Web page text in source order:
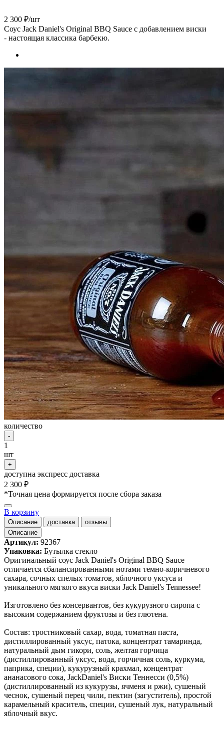
2 300 ₽/шт
Соус Jack Daniel's Original BBQ Sauce с добавлением виски
- настоящая классика барбекю.
количество
-
1
шт
+
доступна экспресс доставка
2 300 ₽
*Точная цена формируется после сбора заказа
В корзину
Описание доставка
отзывы
Описание
Артикул: 92367
Упаковка: Бутылка стекло
Оригинальный соус Jack Daniel's Original BBQ Sauce
отличается сбалансированными нотами темно-коричневого
сахара, сочных спелых томатов, яблочного уксуса и
уникального мягкого вкуса виски Jack Daniel's Tennessee!
Изготовлено без консервантов, без кукурузного сиропа с
высоким содержанием фруктозы и без глютена.
Состав: тростниковый сахар, вода, томатная паста,
дистиллированный уксус, патока, концентрат тамаринда,
натуральный дым гикори, соль, желтая горчица
(дистиллированный уксус, вода, горчичная соль, куркума,
паприка, специи), кукурузный крахмал, концентрат
ананасового сока, JackDaniel's Виски Теннесси (0,5%)
(дистиллированный из кукурузы, ячменя и ржи), сушеный
чеснок, сушеный перец чили, пектин (загуститель), простой
карамельный краситель, специи, сушеный лук, натуральный
яблочный вкус.